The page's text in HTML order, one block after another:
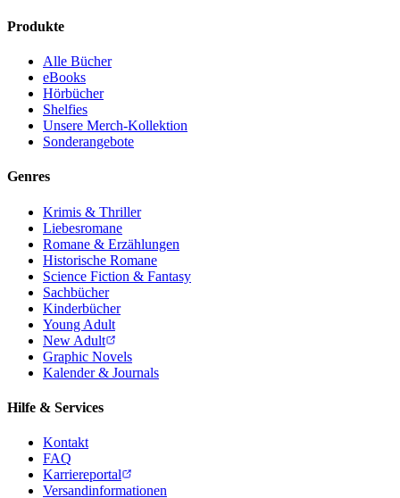
Produkte
Alle Bücher
eBooks
Hörbücher
Shelfies
Unsere Merch-Kollektion
Sonderangebote
Genres
Krimis & Thriller
Liebesromane
Romane & Erzählungen
Historische Romane
Science Fiction & Fantasy
Sachbücher
Kinderbücher
Young Adult
New Adult
Graphic Novels
Kalender & Journals
Hilfe & Services
Kontakt
FAQ
Karriereportal
Versandinformationen